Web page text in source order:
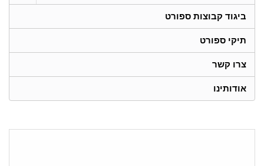
ביגוד קבוצות ספורט
תיקי ספורט
צרו קשר
אודותינו